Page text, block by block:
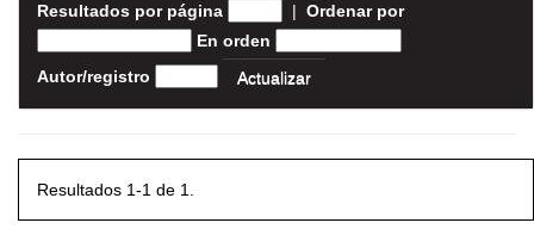
Resultados por página | Ordenar por
En orden
Autor/registro
Resultados 1-1 de 1.